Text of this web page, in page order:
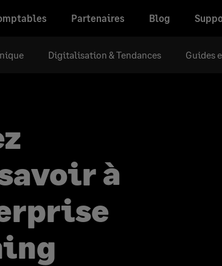
Partenaires Blog
Digitalisation & Tendances Guides
à